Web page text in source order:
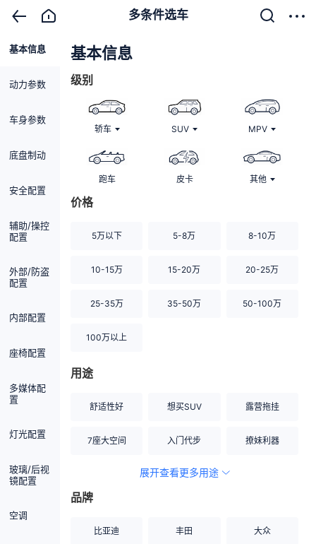
多条件选车
基本信息
动力参数
车身参数
底盘制动
安全配置
辅助/操控
配置
外部/防盗
配置
内部配置
座椅配置
多媒体配
置
灯光配置
玻璃/后视
镜配置
空调
基本信息
级别
轿车 SUV MPV
跑车 皮卡 其他
价格
5万以下 5-8万 8-10万
10-15万 15-20万 20-25万
25-35万 35-50万 50-100万
100万以上
用途
舒适性好 想买SUV 露营拖挂
7座大空间 入门代步 撩妹利器
空间宽敞
展开查看更多用途
品牌
比亚迪 丰田 大众